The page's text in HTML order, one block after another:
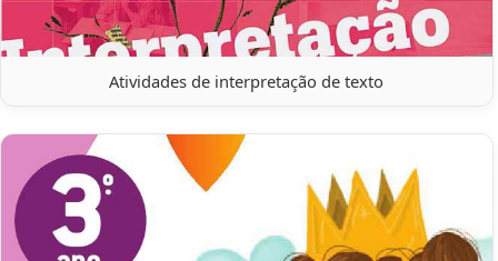
Atividades de interpretação de texto